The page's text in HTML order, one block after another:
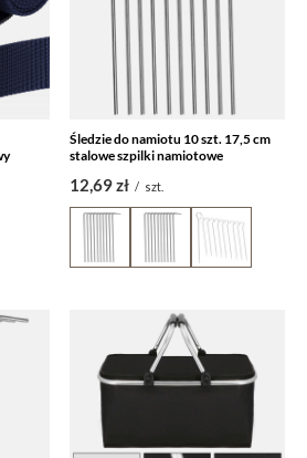
Śledzie do namiotu 10 szt. 17,5 cm
stalowe szpilki namiotowe
12,69 zł / szt.